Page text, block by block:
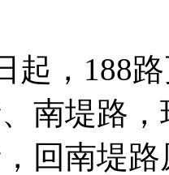
起，188
南堤路
回南堤路